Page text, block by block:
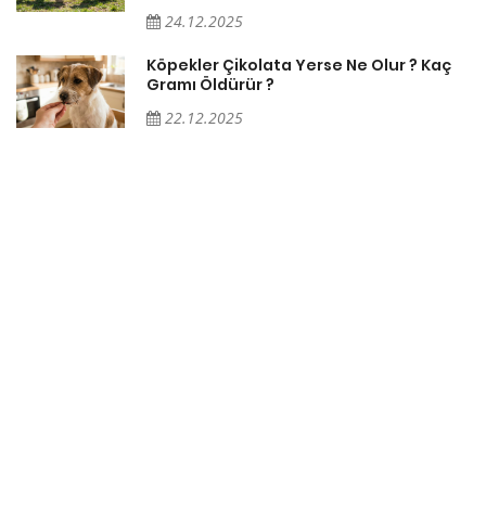
24.12.2025
Köpekler Çikolata Yerse Ne Olur ? Kaç
Gramı Öldürür ?
22.12.2025